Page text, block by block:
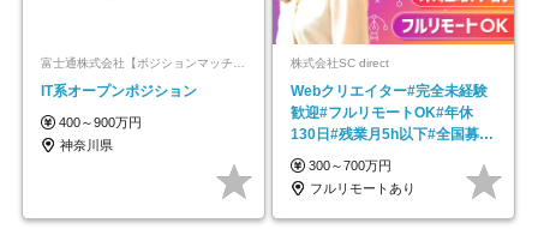
富士通株式会社【ポジションマッチ登録】
IT系オープンポジション
400～900万円
神奈川県
株式会社SC direct
Webクリエイター#完全未経験
歓迎#フルリモートOK#年休
130日#残業月5h以下#全国募集
#最大1年の研修
300～700万円
フルリモートあり